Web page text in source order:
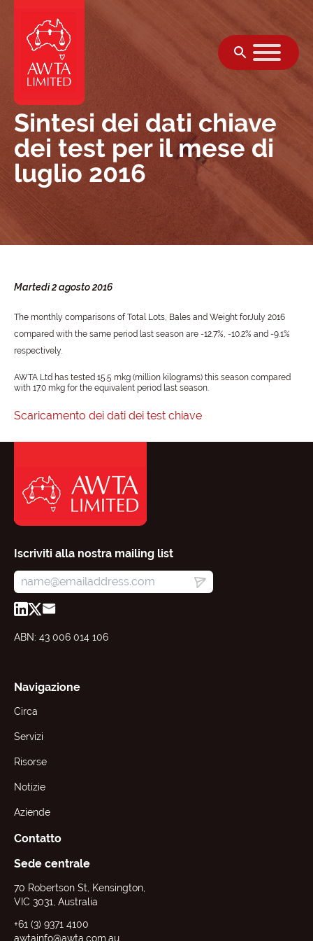
Sintesi dei dati chiave
dei test per il mese di
luglio 2016
Martedì 2 agosto 2016
The monthly comparisons of Total Lots, Bales and Weight forJuly 2016
compared with the same period last season are -12.7%, -10.2% and -9.1%
respectively.
AWTA Ltd has tested 15.5 mkg (million kilograms) this season compared
with 17.0 mkg for the equivalent period last season.
Scaricamento dei dati dei test chiave
Iscriviti alla nostra mailing list
ABN: 43 006 014 106
Navigazione
Circa
Servizi
Risorse
Notizie
Aziende
Contatto
Sede centrale
70 Robertson St, Kensington,
VIC 3031, Australia
+61 (3) 9371 4100
awtainfo@awta.com.au